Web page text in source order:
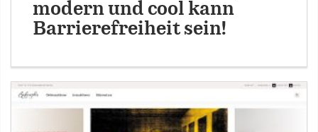
modern und cool kann
Barrierefreiheit sein!